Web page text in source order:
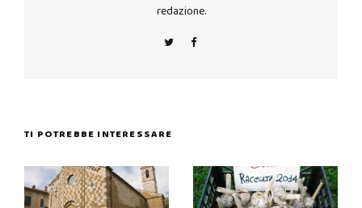
redazione.
TI POTREBBE INTERESSARE